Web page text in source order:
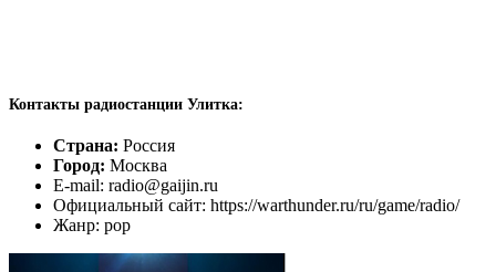
Контакты радиостанции Улитка:
Страна: Россия
Город: Москва
E-mail: radio@gaijin.ru
Официальный сайт: https://warthunder.ru/ru/game/radio/
Жанр: pop